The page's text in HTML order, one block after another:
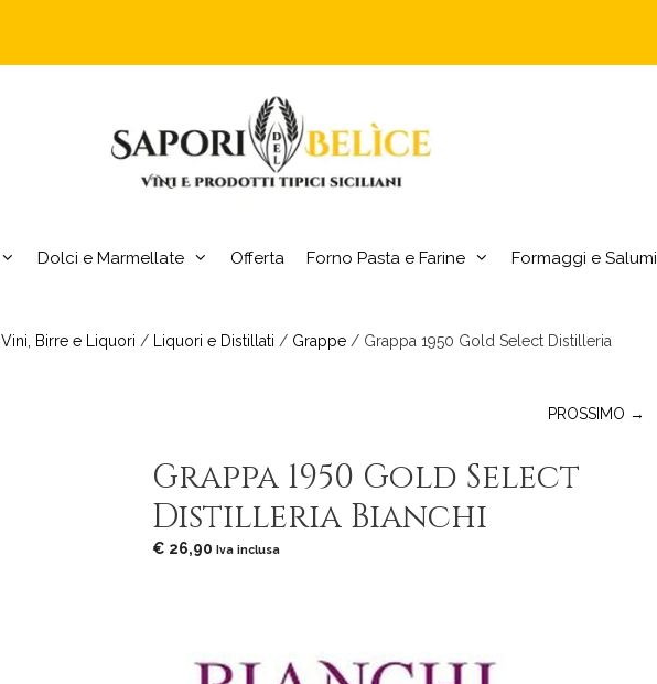
Dolci e Marmellate Offerta Forno Pasta e Farine Formaggi e Salumi
Vini, Birre e Liquori / Liquori e Distillati / Grappe / Grappa 1950 Gold Select Distilleria
PROSSIMO →
Grappa 1950 Gold Select
Distilleria Bianchi
€ 26,90 Iva inclusa